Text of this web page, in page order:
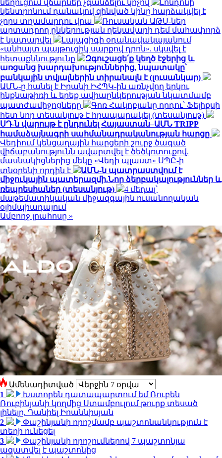
նեղուցում վճարներ չգանձելու կոչով
Լոնդոնի
կենտրոնում դանակով զինված կինը հարձակվել է
չորս տղամարդու վրա
Ռուսական ԱԹՍ-ներ
արտադրող ընկերության ղեկավարի դեմ մահափորձ
է կատարվել
Լայպցիգի օդանավակայանում
«անհայտ պայթուցիկ սարքով դրոն». սկսվել է
հետաքննությունը
Զգուշացե՛ք կեղծ էջերից և
առցանց խարդախություններից, նպատակը՝
բանկային տվյալներին տիրանալն է (լուսանկար)
ԱՄՆ-ը հանել է Իրանի ԻՀՊԿ-ին առնչվող երկու
ինքնաթիռի և երեք ավիաընկերության նկատմամբ
պատժամիջոցները
Գոռ Հակոբյանը որդու՝ Ֆելիքսի
հետ նոր տեսանյութ է հրապարակել (տեսանյութ)
ՍԴ-ն վարույթ է ընդունել Հայաստան–ԱՄՆ TRIPP
համաձայնագրի սահմանադրականության հարցը
Վեդիում կենցաղային հարցերի շուրջ ծագած
վիճաբանությունն ավարտվել է ծեծկռտուքով.
մասնակիցներից մեկը «Վեդի պլաստ» ՍՊԸ-ի
տնօրենի որդին է
ԱՄՆ-ն պատրաստվում է
միջուկային պատերազմի.Նոր ձերբակալություններ և
ռեպրեսիաներ (տեսանյութ)
4 մեդալ՝
մաթեմատիկական միջազգային ուսանողական
օլիմպիադայում
Ամբողջ լրահոսը »
Ամենադիտված
1
Խստորեն դատապարտում եմ Ռուբեն
Ռուբինյանի կողմից Ստամբուլում թուրք տեսած
լինելը. Դանիել Իոաննիսյան
2
Փաշինյանի որոշմամբ պաշտոնանկություն է
տեղի ունեցել
3
Փաշինյանի որոշումներով 7 պաշտոնյա
ազատվել է պաշտոնից